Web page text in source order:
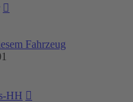
Fahrzeug
HH